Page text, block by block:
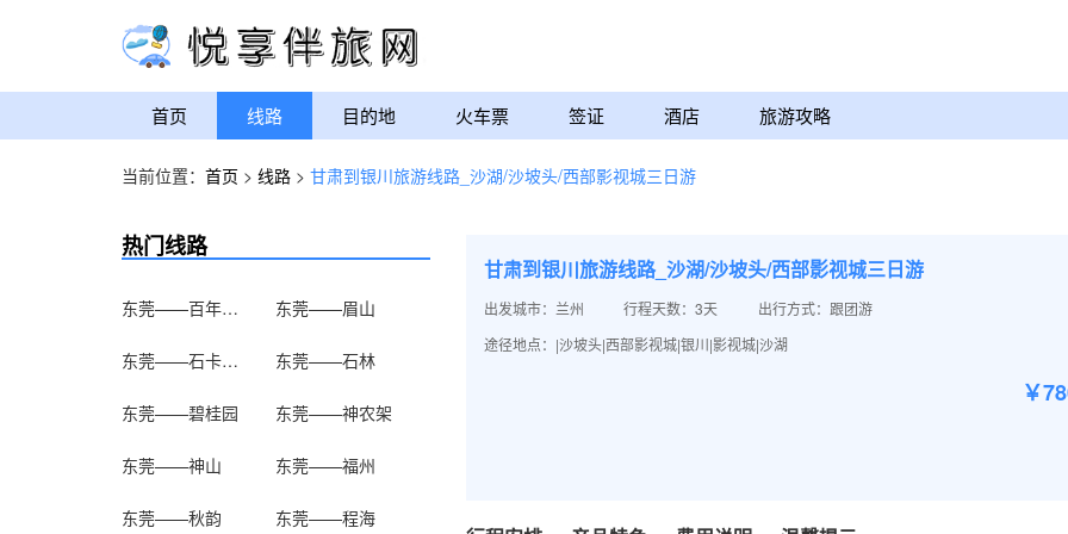
首页 线路 目的地 火车票 签证 酒店 旅游攻略
当前位置： 首页 > 线路 > 甘肃到银川旅游线路_沙湖/沙坡头/西部影视城三日游
热门线路
东莞——百年老街 东莞——眉山
东莞——石卡雪山 东莞——石林
东莞——碧桂园 东莞——神农架
东莞——神山 东莞——福州
东莞——秋韵 东莞——程海
甘肃到银川旅游线路_沙湖/沙坡头/西部影视城三日游
出发城市：兰州 行程天数：3天
出行方式：跟团游
途径地点：|沙坡头|西部影视城|银川|影视城|沙湖
￥